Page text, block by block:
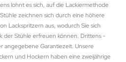
lohnt es sich, auf die Lackiermethode
zeichnen sich durch eine höhere
Lackspritzern aus, wodurch Sie sich
der Stühle erfreuen können. Drittens -
angegebene Garantiezeit. Unsere
und Hockern haben eine zweijährige